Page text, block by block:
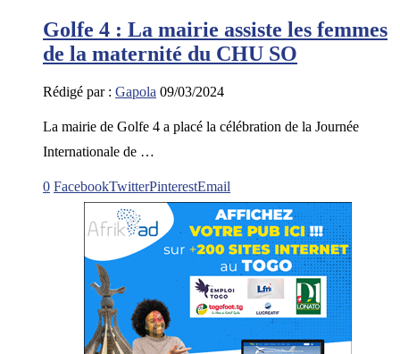
Golfe 4 : La mairie assiste les femmes
de la maternité du CHU SO
Rédigé par : Gapola 09/03/2024
La mairie de Golfe 4 a placé la célébration de la Journée
Internationale de …
0 FacebookTwitterPinterestEmail